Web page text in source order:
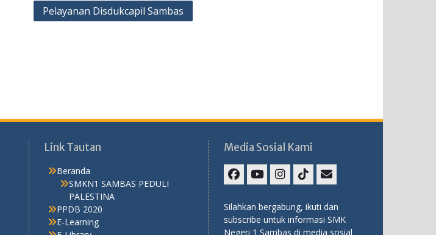
Pelayanan Disdukcapil Sambas
Link Tautan
Beranda
SMKN1 SAMBAS PEDULI
PALESTINA
PPDB 2020
E-Learning
Media Sosial Kami
Silahkan bergabung, ikuti dan
subscribe untuk informasi SMK
Negeri 1 Sambas di media sosial